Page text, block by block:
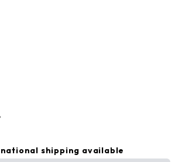
shipping available